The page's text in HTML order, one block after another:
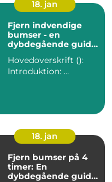
18. jan
Fjern indvendige
bumser - en
dybdegående guide
Hovedoverskrift ():
Introduktion: ...
18. jan
Fjern bumser på 4
timer: En
dybdegående guide